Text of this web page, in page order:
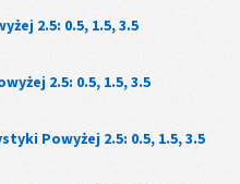
2.5: 0.5, 1.5, 3.5
2.5: 0.5, 1.5, 3.5
Powyżej 2.5: 0.5, 1.5, 3.5